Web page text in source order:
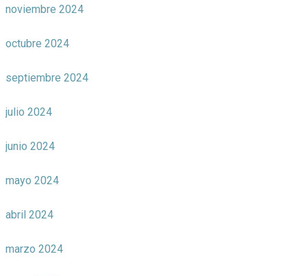
noviembre 2024
octubre 2024
septiembre 2024
julio 2024
junio 2024
mayo 2024
abril 2024
marzo 2024